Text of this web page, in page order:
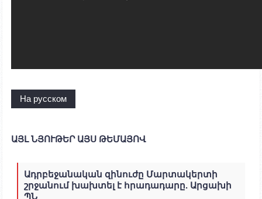
На русском
ԱՅԼ ՆՅՈՒԹԵՐ ԱՅՍ ԹԵՄԱՅՈՎ
Ադրբեջանական զինուժը Մարտակերտի
շրջանում խախտել է հրադադարը. Արցախի
ՊՆ